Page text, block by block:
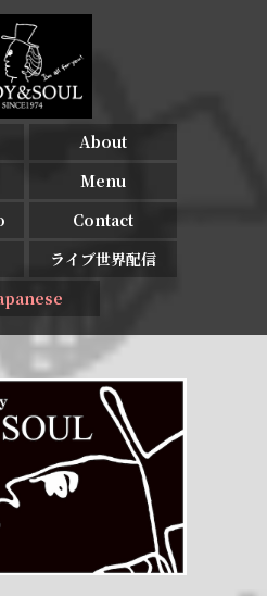
About
Menu
Contact
ライブ世界配信